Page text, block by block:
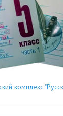
комплекс